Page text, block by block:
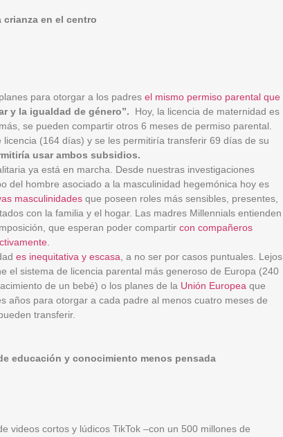
en el centro
para otorgar a los padresel mismo permiso parental que
y la igualdad de género”. Hoy, la licencia de maternidad es
se pueden compartir otros 6 meses de permiso parental.
(164 días) y se les permitiría transferir 69 días de su
usar ambos subsidios.
ya está en marcha. Desde nuestras investigaciones
del hombre asociado a la masculinidad hegemónica hoy es
masculinidades que poseen roles más sensibles, presentes,
con la familia y el hogar. Las madres Millennials entienden
que esperan poder compartircon compañeros
es inequitativa y escasa, a no ser por casos puntuales. Lejos
el sistema de licencia parental más generoso de Europa (240
de un bebé) o los planes de la Unión Europea que
años para otorgar a cada padre al menos cuatro meses de
transferir.
educación y conocimiento menos pensada
videos cortos y lúdicos TikTok –con un 500 millones de